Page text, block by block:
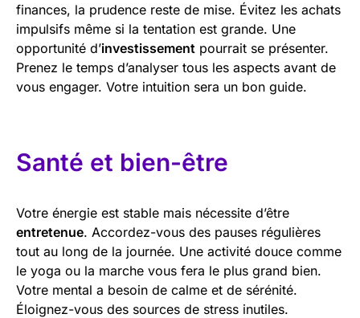
finances, la prudence reste de mise. Évitez les achats
impulsifs même si la tentation est grande. Une
opportunité d’investissement pourrait se présenter.
Prenez le temps d’analyser tous les aspects avant de
vous engager. Votre intuition sera un bon guide.
Santé et bien-être
Votre énergie est stable mais nécessite d’être
entretenue. Accordez-vous des pauses régulières
tout au long de la journée. Une activité douce comme
le yoga ou la marche vous fera le plus grand bien.
Votre mental a besoin de calme et de sérénité.
Éloignez-vous des sources de stress inutiles.